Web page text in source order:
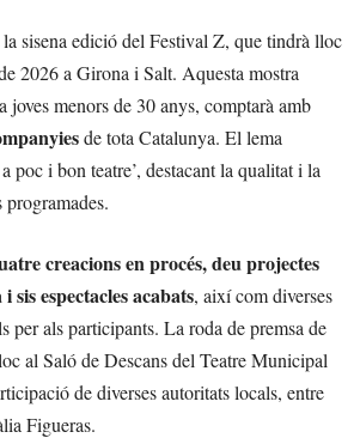
la sisena edició del Festival Z, que tindrà lloc
2026 a Girona i Salt. Aquesta mostra
joves menors de 30 anys, comptarà amb
de tota Catalunya. El lema
poc i bon teatre’, destacant la qualitat i la
programades.
creacions en procés, deu projectes
sis espectacles acabats, així com diverses
per als participants. La roda de premsa de
al Saló de Descans del Teatre Municipal
de diverses autoritats locals, entre
Figueras.